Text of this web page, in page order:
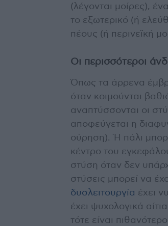
(λέγονται μοίρες),
το εξωτερικό (ή
πέους (ή περινεϊκή
Οι περισσότεροι
Όπως τα άρρενα
όταν κοιμούνται
αναπτύσσονται οι
αποφεύγεται η
ούρηση). Ή πάλι
κέντρο του
στύση όταν δεν
στύσεις μπορεί να
δυσλειτουργία έχει
έχει ψυχολογικά
τότε είναι